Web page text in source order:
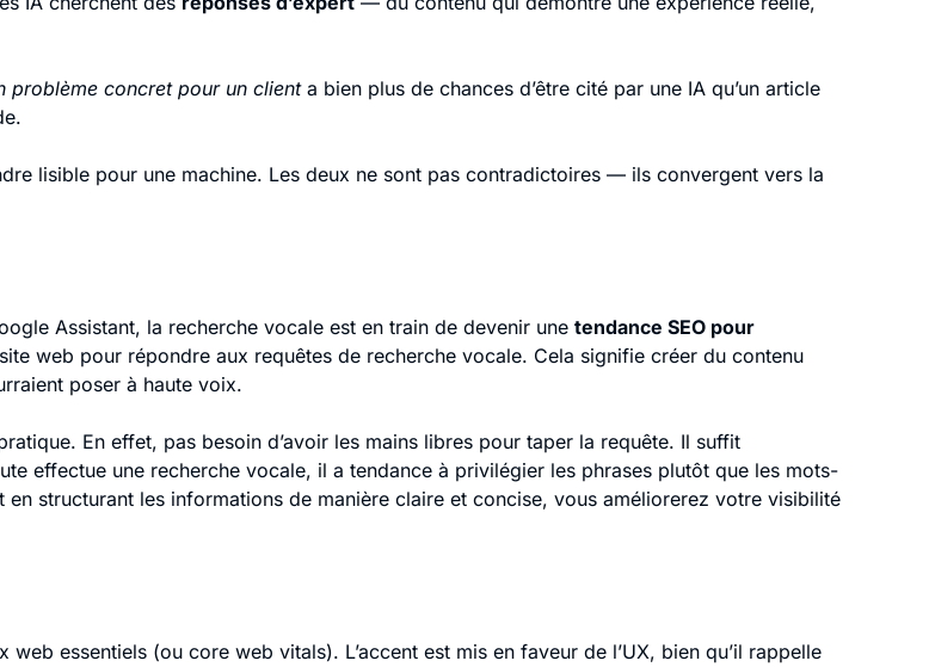
problème concret pour un clienta bien plus de chances d’être cité par une IA qu’un article
lisible pour une machine. Les deux ne sont pas contradictoires — ils convergent vers la
Assistant, la recherche vocale est en train de devenir une tendance SEO pour
web pour répondre aux requêtes de recherche vocale. Cela signifie créer du contenu
poser à haute voix.
En effet, pas besoin d’avoir les mains libres pour taper la requête. Il suffit
effectue une recherche vocale, il a tendance à privilégier les phrases plutôt que les mots-
structurant les informations de manière claire et concise, vous améliorerez votre visibilité
essentiels (ou core web vitals). L’accent est mis en faveur de l’UX, bien qu’il rappelle